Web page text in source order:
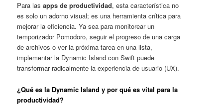
Para lasapps de productividad, esta característica no
es solo un adorno visual; es una herramienta crítica para
mejorar la eficiencia. Ya sea para monitorear un
temporizador Pomodoro, seguir el progreso de una carga
de archivos o ver la próxima tarea en una lista,
implementar la Dynamic Island con Swift puede
transformar radicalmente la experiencia de usuario (UX).
¿Qué es la Dynamic Island y por qué es vital para la
productividad?